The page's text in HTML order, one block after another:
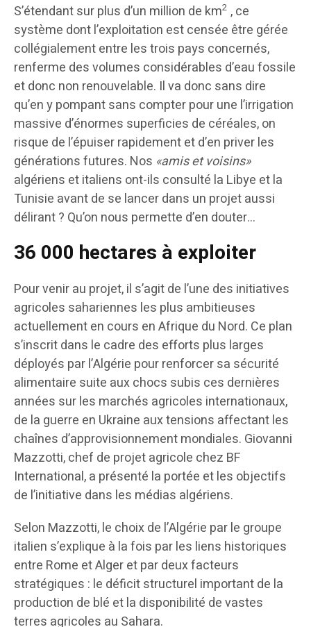
S’étendant sur plus d’un million de km2 , ce
système dont l’exploitation est censée être gérée
collégialement entre les trois pays concernés,
renferme des volumes considérables d’eau fossile
et donc non renouvelable. Il va donc sans dire
qu’en y pompant sans compter pour une l’irrigation
massive d’énormes superficies de céréales, on
risque de l’épuiser rapidement et d’en priver les
générations futures. Nos «amis et voisins»
algériens et italiens ont-ils consulté la Libye et la
Tunisie avant de se lancer dans un projet aussi
délirant ? Qu’on nous permette d’en douter…
36 000 hectares à exploiter
Pour venir au projet, il s’agit de l’une des initiatives
agricoles sahariennes les plus ambitieuses
actuellement en cours en Afrique du Nord. Ce plan
s’inscrit dans le cadre des efforts plus larges
déployés par l’Algérie pour renforcer sa sécurité
alimentaire suite aux chocs subis ces dernières
années sur les marchés agricoles internationaux,
de la guerre en Ukraine aux tensions affectant les
chaînes d’approvisionnement mondiales. Giovanni
Mazzotti, chef de projet agricole chez BF
International, a présenté la portée et les objectifs
de l’initiative dans les médias algériens.
Selon Mazzotti, le choix de l’Algérie par le groupe
italien s’explique à la fois par les liens historiques
entre Rome et Alger et par deux facteurs
stratégiques : le déficit structurel important de la
production de blé et la disponibilité de vastes
terres agricoles au Sahara.